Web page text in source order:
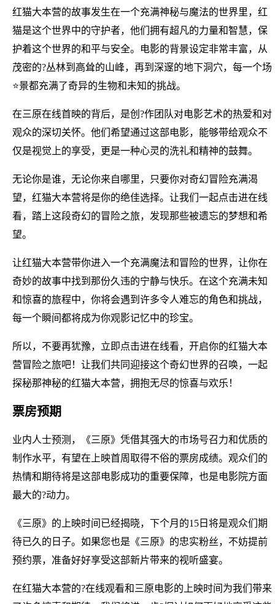
红猫大本营的故事发生在一个充满神秘与魔法的世界里，红
猫是这个世界中的守护者，他们拥有超凡的力量和智慧，保
护着这个世界的和平与安全。电影的背景设定非常丰富，从
茂密的?丛林到高耸的山峰，再到深邃的地下洞穴，每一个场
⭐景都充满了奇异的生物和未知的挑战。
在三原在线首映的背后，是创?作团队对电影艺术的热爱和对
观众的深切关怀。他们希望通过这部电影，能够带给观众不
仅是视觉上的享受，更是一种心灵的洗礼和精神的鼓舞。
无论你是谁，无论你来自哪里，只要你对奇幻冒险充满渴
望，红猫大本营将是你的绝佳选择。让我们一起点击进在线
看，踏上这段奇幻的冒险之旅，发现那些被遗忘的梦想和希
望。
让红猫大本营带你进入一个充满魔法和冒险的世界，让你在
奇妙的故事中找到那份久违的宁静与快乐。在这个充满未知
和惊喜的旅程中，你将会遇到许多令人难忘的角色和挑战，
每一个瞬间都将成为你观影记忆中的珍宝。
所以，不要再犹豫，立即点击进在线看，开启你的红猫大本
营冒险之旅吧！让我们共同迎接这个奇幻世界的召唤，一起
探秘那神秘的红猫大本营，拥抱无尽的惊喜与欢乐！
票房预期
业内人士预测，《三原》凭借其强大的市场号召力和优质的
制作水平，有望在上映首周取得不俗的票房成绩。观众们的
热情和期待将是这部电影成功的重要保障，也是电影院方面
最大的?动力。
《三原》的上映时间已经揭晓，下个月的15日将是观众们期
待已久的日子。如果您也是《三原》的忠实粉丝，不妨提前
预约票，准备好好享受这部新片带来的视听盛宴。
在红猫大本营的?在线观看和三原电影的上映时间为我们带来